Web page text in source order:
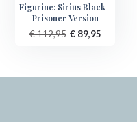
Figurine: Sirius Black -
Prisoner Version
€ 112,95 € 89,95